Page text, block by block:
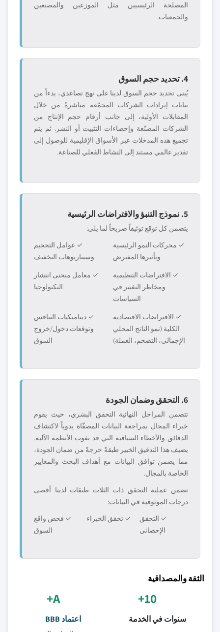
المصلحة الرئيسيين مثل الموزعين والمصنعين
والجمعيات.
4. تحديد حجم السوق
يُبنى تحديد حجم السوق لدينا على نهج تصاعدي، بدءاً من
بيانات إيرادات الشركات المجمّعة مباشرةً من خلال
المقابلات الأولية، إلى جانب أرقام حجم الإنتاج من
الشركات المصنّعة وإحصاءات التثبيت أو النشر. ثم يتم
تجميع هذه المدخلات عبر الأسواق الإقليمية للوصول إلى
تقدير عالمي مستند إلى النشاط الفعلي للصناعة.
5. نموذج التنبؤ والافتراضات الرئيسية
يتضمن كل توقع توثيقاً صريحاً لما يلي:
✓ محركات النمو الرئيسية
وتأثيرها المفترض
✓ عوامل التحجيم
وسيناريوهات التخفيف
✓ الافتراضات التنظيمية
ومخاطر التغيير في
السياسات
✓ معامل منحنى انتشار
التكنولوجيا
✓ الافتراضات الاقتصادية
الكلية (نمو الناتج المحلي
الإجمالي، التضخم، العملة)
✓ ديناميكيات التنافس
وتوقعات دخول/خروج
السوق
6. التحقق وضمان الجودة
تتضمن المراحل النهائية التحقق البشري، حيث يقوم
خبراء المجال بمراجعة البيانات المصفّاة يدوياً لاكتشاف
الدقائق والأخطاء السياقية التي قد تفوت الأنظمة الآلية.
يضيف هذا التدقيق الخبير طبقةً حرجةً من ضمان الجودة،
مما يضمن توافق البيانات مع أهداف البحث والمعايير
الخاصة بالمجال.
تضمن عملية التحقق ذات الثلاث طبقات لدينا أقصى
درجات الموثوقية في البيانات:
✓ التحقق
الإحصائي
✓ تحقق الخبراء
✓ فحص واقع
السوق
الثقة والمصداقية
10+
سنوات في الخدمة
A+
اعتماد BBB